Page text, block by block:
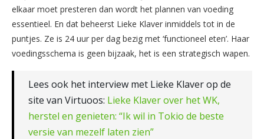
elkaar moet presteren dan wordt het plannen van voeding
essentieel. En dat beheerst Lieke Klaver inmiddels tot in de
puntjes. Ze is 24 uur per dag bezig met ‘functioneel eten’. Haar
voedingsschema is geen bijzaak, het is een strategisch wapen.
Lees ook het interview met Lieke Klaver op de
site van Virtuoos: Lieke Klaver over het WK,
herstel en genieten: “Ik wil in Tokio de beste
versie van mezelf laten zien”